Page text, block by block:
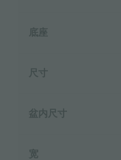
底座
尺寸
盆内尺寸
宽